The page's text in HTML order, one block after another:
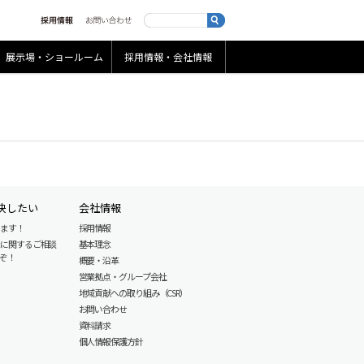
展示場・ショールーム 採用情報・会社情報
したい
す！
関するご相談
！
会社情報
採用情報
基本理念
概要・沿革
営業拠点・グループ会社
地域貢献への取り組み（CSR）
お問い合わせ
資料請求
個人情報保護方針